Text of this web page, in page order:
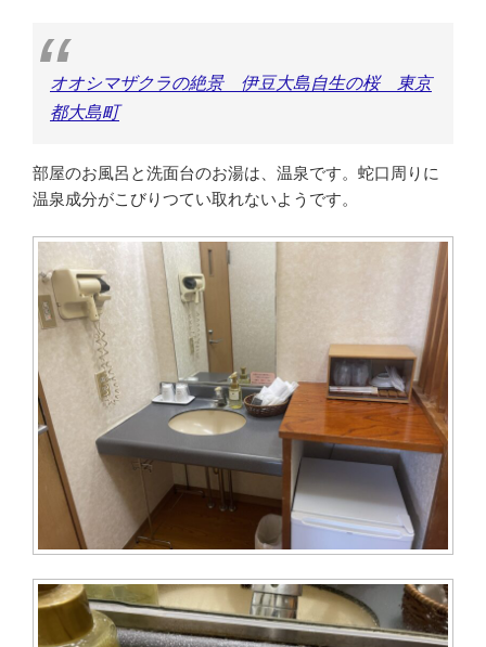
オオシマザクラの絶景 伊豆大島自生の桜 東京
都大島町
部屋のお風呂と洗面台のお湯は、温泉です。蛇口周りに
温泉成分がこびりつてい取れないようです。